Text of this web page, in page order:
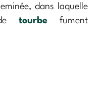
dans laquelle
detourbe fument